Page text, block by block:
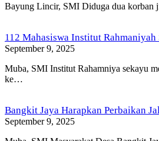
Bayung Lincir, SMI Diduga dua korban
112 Mahasiswa Institut
September 9, 2025
Muba, SMI Institut Rahamniya sekayu
ke…
Bangkit Jaya Harapkan Perbaikan
September 9, 2025